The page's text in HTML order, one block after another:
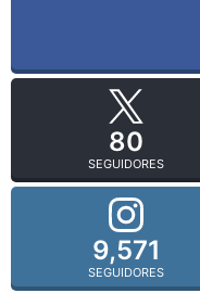
80
SEGUIDORES
9,571
SEGUIDORES